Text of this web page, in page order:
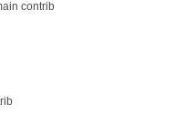
contrib